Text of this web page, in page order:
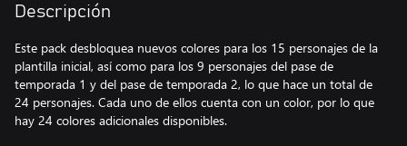
Descripción
Este pack desbloquea nuevos colores para los 15 personajes de la
plantilla inicial, así como para los 9 personajes del pase de
temporada 1 y del pase de temporada 2, lo que hace un total de
24 personajes. Cada uno de ellos cuenta con un color, por lo que
hay 24 colores adicionales disponibles.